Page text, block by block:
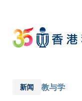
main
content
新闻 教与学